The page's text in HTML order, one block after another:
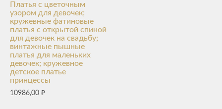
Платья с цветочным
узором для девочек;
кружевные фатиновые
платья с открытой спиной
для девочек на свадьбу;
винтажные пышные
платья для маленьких
девочек; кружевное
детское платье
принцессы
10986,00 ₽